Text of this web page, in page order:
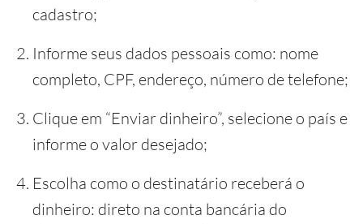
cadastro;
Informe seus dados pessoais como: nome
completo, CPF, endereço, número de telefone;
Clique em “Enviar dinheiro”, selecione o país e
informe o valor desejado;
Escolha como o destinatário receberá o
dinheiro: direto na conta bancária do